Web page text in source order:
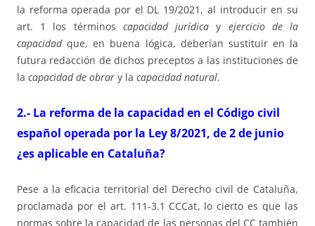
la reforma operada por el DL 19/2021, al introducir en su
art. 1 los términos capacidad jurídica y ejercicio de la
capacidadque, en buena lógica, deberían sustituir en la
futura redacción de dichos preceptos a las instituciones de
la capacidad de obrar y la capacidad natural.
2.- La reforma de la capacidad en el Código civil
español operada por la Ley 8/2021, de 2 de junio
¿es aplicable en Cataluña?
Pese a la eficacia territorial del Derecho civil de Cataluña,
proclamada por el art. 111-3.1 CCCat, lo cierto es que las
normas sobre la capacidad de las personas del CC también